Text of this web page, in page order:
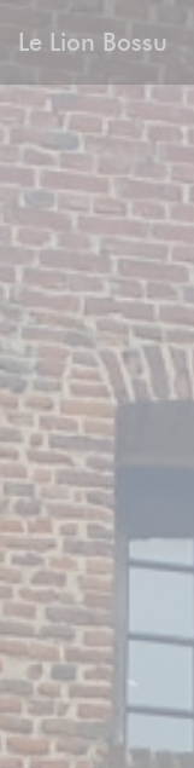
Le Lion Bossu